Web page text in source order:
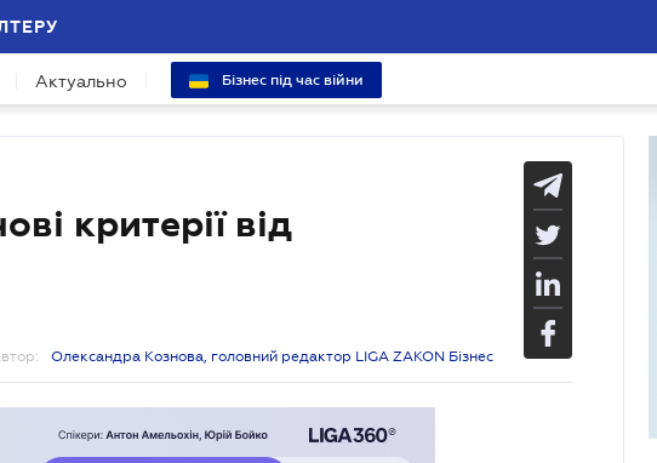
Актуально Бізнес під час війни
критерії від
Олександра Кознова, головний редактор LIGA ZAKON Бізнес